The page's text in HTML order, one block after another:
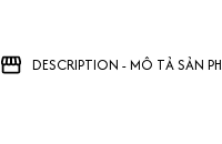
DESCRIPTION - MÔ TẢ SẢN